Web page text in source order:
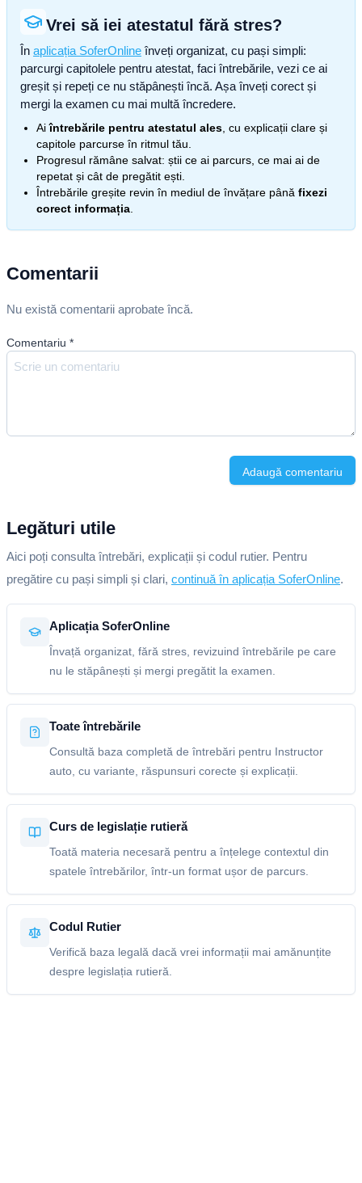
Vrei să iei atestatul fără stres?
În aplicația SoferOnline înveți organizat, cu pași simpli:
parcurgi capitolele pentru atestat, faci întrebările, vezi ce ai
greșit și repeți ce nu stăpânești încă. Așa înveți corect și
mergi la examen cu mai multă încredere.
Aiîntrebările pentru atestatul ales , cu explicații clare și
capitole parcurse în ritmul tău.
Progresul rămâne salvat: știi ce ai parcurs, ce mai ai de
repetat și cât de pregătit ești.
Întrebările greșite revin în mediul de învățare până fixezi
corect informația
Comentarii
Nu există comentarii aprobate încă.
Comentariu *
Adaugă comentariu
Legături utile
Aici poți consulta întrebări, explicații și codul rutier. Pentru
pregătire cu pași simpli și clari, continuă în aplicația SoferOnline.
Aplicația SoferOnline
Învață organizat, fără stres, revizuind întrebările pe care
nu le stăpânești și mergi pregătit la examen.
Toate întrebările
Consultă baza completă de întrebări pentru Instructor
auto, cu variante, răspunsuri corecte și explicații.
Curs de legislație rutieră
Toată materia necesară pentru a înțelege contextul din
spatele întrebărilor, într-un format ușor de parcurs.
Codul Rutier
Verifică baza legală dacă vrei informații mai amănunțite
despre legislația rutieră.